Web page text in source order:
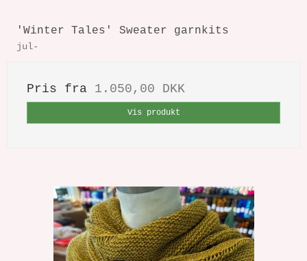
'Winter Tales' Sweater garnkits
jul-
Pris fra 1.050,00 DKK
Vis produkt